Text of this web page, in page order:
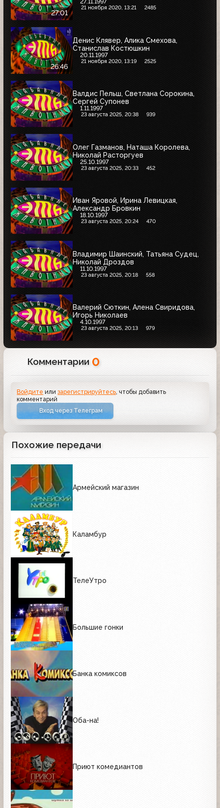
27:01
21 ноября 2020, 13:21 2485
26:46
Денис Клявер, Алика Смехова,
Станислав Костюшкин
20.11.1997
21 ноября 2020, 13:19 2525
Валдис Пельш, Светлана Сорокина,
Сергей Супонев
1.11.1997
23 августа 2025, 20:38 939
Олег Газманов, Наташа Королева,
Николай Расторгуев
25.10.1997
23 августа 2025, 20:33 452
Иван Яровой, Ирина Левицкая,
Александр Бровкин
18.10.1997
23 августа 2025, 20:24 470
Владимир Шаинский, Татьяна Судец,
Николай Дроздов
11.10.1997
23 августа 2025, 20:18 558
Валерий Сюткин, Алена Свиридова,
Игорь Николаев
4.10.1997
23 августа 2025, 20:13 979
Комментарии 0
Войдите илизарегистрируйтесь, чтобы добавить
комментарий
Вход через Телеграм
Похожие передачи
Армейский магазин
Каламбур
ТелеУтро
Большие гонки
Банка комиксов
Оба-на!
Приют комедиантов